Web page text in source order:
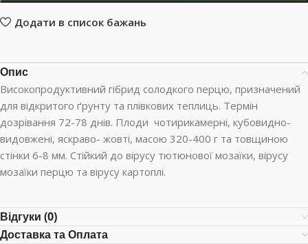
Додати в список бажань
Опис
Високопродуктивний гібрид солодкого перцю, призначений
для відкритого ґрунту та плівкових теплиць. Термін
дозрівання 72-78 днів. Плоди чотирикамерні, кубовидно-
видовжені, яскраво- жовті, масою 320-400 г та товщиною
стінки 6-8 мм. Стійкий до вірусу тютюнової мозаїки, вірусу
мозаїки перцю та вірусу картоплі.
Відгуки (0)
Доставка та Оплата